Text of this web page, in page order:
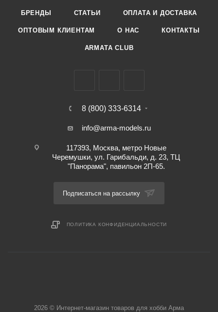
БРЕНДЫ СТАТЬИ ОПЛАТА И ДОСТАВКА
ОПТОВЫМ КЛИЕНТАМ О НАС КОНТАКТЫ
ARMATA CLUB
8 (800) 333-6314
info@arma-models.ru
117393, Москва, метро Новые
Черемушки, ул. Гарибальди, д. 23, ТЦ
"Панорама", павильон 2П-65.
Подписаться на рассылку
ПОЛИТИКА КОНФИДЕНЦИАЛЬНОСТИ
2026 © Интернет-магазин товаров для хобби Арма